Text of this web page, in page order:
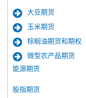
大豆期货
玉米期货
棕榈油期货和期权
微型农产品期货
能源期货
股指期货